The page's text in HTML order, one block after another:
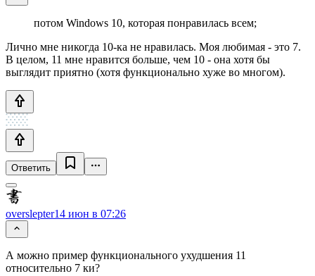
потом Windows 10, которая понравилась всем;
Лично мне никогда 10-ка не нравилась. Моя любимая - это 7.
В целом, 11 мне нравится больше, чем 10 - она хотя бы
выглядит приятно (хотя функционально хуже во многом).
Ответить
overslepter14 июн в 07:26
А можно пример функционального ухудшения 11
относительно 7 ки?